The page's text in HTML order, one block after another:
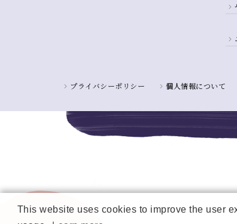
プライバシーポリシー 個人情報について
This website uses cookies to improve the user